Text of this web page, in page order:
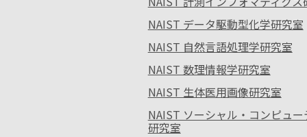
NAIST データ駆動型化学研究室
NAIST 自然言語処理学研究室
NAIST 数理情報学研究室
NAIST 生体医用画像研究室
NAIST ソーシャル・コンピュー
研究室